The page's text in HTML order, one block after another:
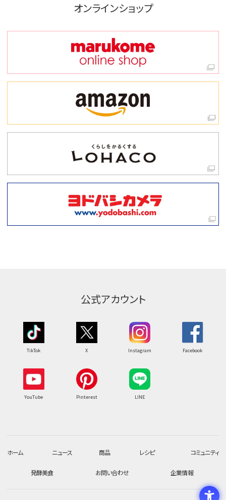
オンラインショップ
公式アカウント
TikTok X Instagram Facebook
YouTube Pinterest LINE
ホーム ニュース 商品 レシピ コミュニティ
発酵美食 お問い合わせ 企業情報